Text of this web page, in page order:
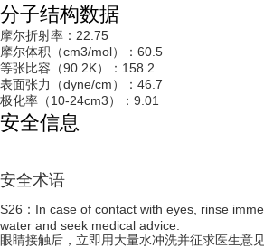
分子结构数据
摩尔折射率：22.75
摩尔体积（cm3/mol）：60.5
等张比容（90.2K）：158.2
表面张力（dyne/cm）：46.7
极化率（10-24cm3）：9.01
安全信息
安全术语
S26：In case of contact with eyes, rinse
water and seek medical advice.
眼睛接触后，立即用大量水冲洗并征求医生意见